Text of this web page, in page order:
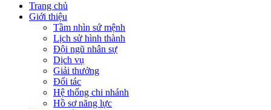
Trang chủ
Giới thiệu
Tầm nhìn sứ mệnh
Lịch sử hình thành
Đội ngũ nhân sự
Dịch vụ
Giải thưởng
Đối tác
Hệ thống chi nhánh
Hồ sơ năng lực